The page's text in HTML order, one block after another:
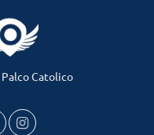
Palco Catolico